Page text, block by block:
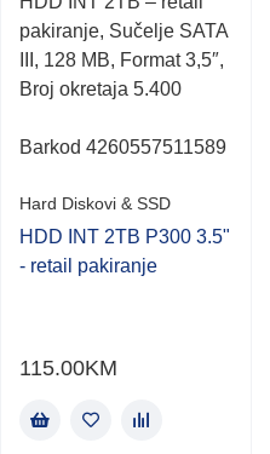
0.001
out
of
5
pakiranje, Sučelje SATA
III, 128 MB, Format 3,5″,
Broj okretaja 5.400
Barkod 4260557511589
Hard Diskovi & SSD
HDD INT 2TB P300 3.5"
- retail pakiranje
115.00KM